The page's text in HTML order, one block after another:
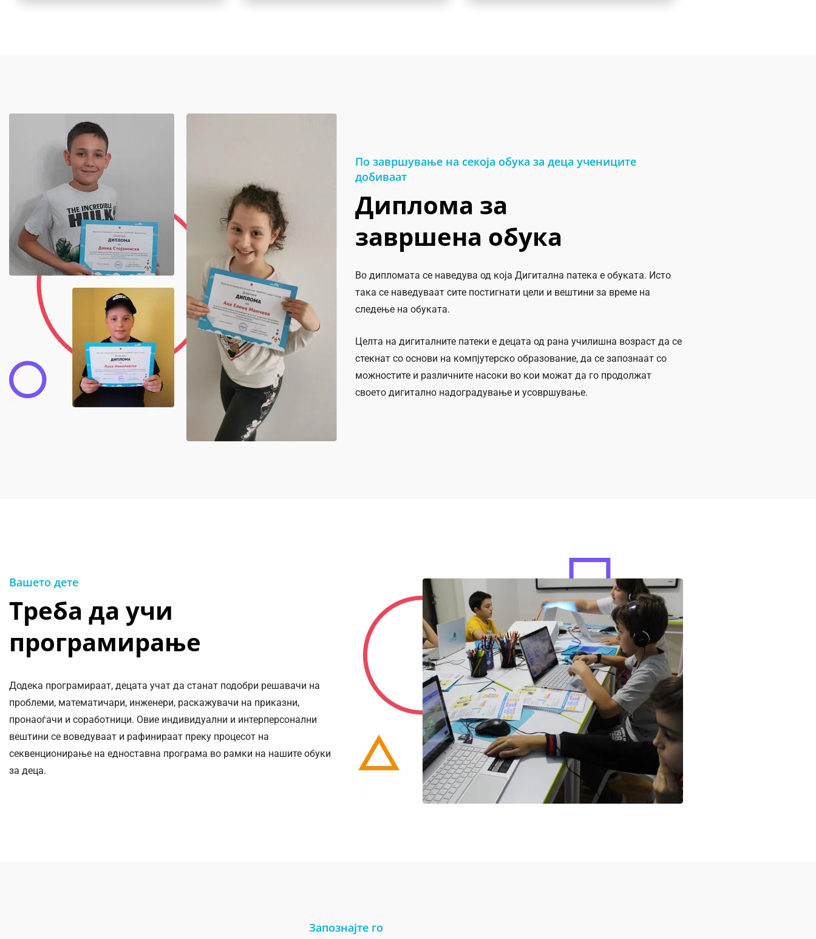
По завршување на секоја обука за деца учениците
добиваат
Диплома за
завршена обука
Во дипломата се наведува од која Дигитална патека е обуката. Исто
така се наведуваат сите постигнати цели и вештини за време на
следење на обуката.
Целта на дигиталните патеки е децата од рана училишна возраст да се
стекнат со основи на компјутерско образование, да се запознаат со
можностите и различните насоки во кои можат да го продолжат
своето дигитално надоградување и усовршување.
Вашето дете
Треба да учи
програмирање
Додека програмираат, децата учат да станат подобри решавачи на
проблеми, математичари, инженери, раскажувачи на приказни,
пронаоѓачи и соработници. Овие индивидуални и интерперсонални
вештини се воведуваат и рафинираат преку процесот на
секвенционирање на едноставна програма во рамки на нашите обуки
за деца.
Запознајте го